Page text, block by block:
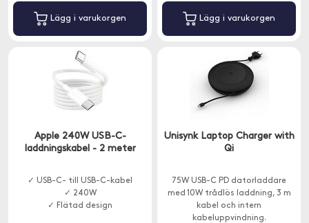
Lägg i varukorgen Lägg i varukorgen
Apple 240W USB-C-
laddningskabel - 2 meter
✓ USB-C- till USB-C-kabel
✓ 240W
✓ Flätad design
Unisynk Laptop Charger with
Qi
75W USB-C PD datorladdare
med 10W trådlös laddning, 3 m
kabel och intern
kabeluppvindning.